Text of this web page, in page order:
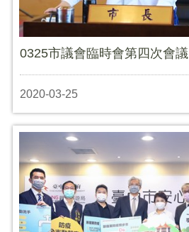
0325市議會臨時會第四次會議
2020-03-25